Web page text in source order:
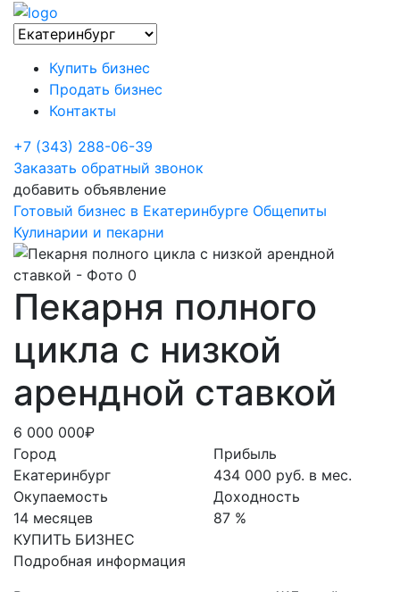
Купить бизнес
Продать бизнес
Контакты
+7 (343) 288-06-39
Заказать обратный звонок
добавить объявление
Готовый бизнес в Екатеринбурге Общепиты
Кулинарии и пекарни
Пекарня полного
цикла с низкой
арендной ставкой
6 000 000₽
Город
Екатеринбург
Окупаемость
14 месяцев
КУПИТЬ БИЗНЕС
Прибыль
434 000 руб. в мес.
Доходность
87 %
Подробная информация